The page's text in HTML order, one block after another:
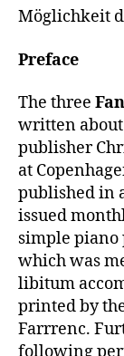
Möglichkeit
Preface
The three
written about
publisher
at
published in
issued
simple piano
which was
libitum
printed by
Farrrenc.